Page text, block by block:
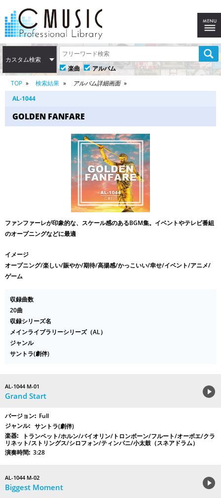
カスタム検索
楽曲
アルバム
TOP
検索結果
アルバム詳細画面
AL-1044
GOLDEN FANFARE
ファンファーレが印象的な、スケール感のあるBGM集。イベントやテレビ番組
のオープニングなどに最適
イメージ
オープニング/楽しい/賑やか/期待/高揚感/かっこいい/幸せ/イベント/アニメ/
ゲーム
収録曲数
20曲
収録シリーズ名
メインライブラリーシリーズ（AL）
ジャンル
サントラ(劇伴)
AL-1044 M-01
Grand Start
Full
サントラ(劇伴)
トランペット/ホルン/バイオリン/トロンボーン/フルート/オーボエ/クラ
リネット/ストリングス/シロフォン/ティンパニ/小太鼓（スネアドラム）
3:28
AL-1044 M-02
Biggest Moment